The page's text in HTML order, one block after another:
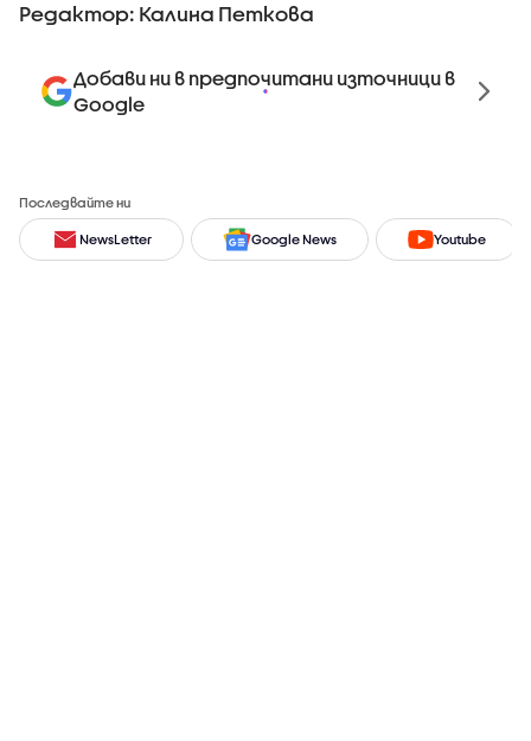
Редактор: Калина Петкова
Добави ни в предпочитани източници в
Google
Последвайте ни
NewsLetter Google News Youtube